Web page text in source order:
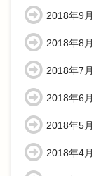
2018年9月
2018年8月
2018年7月
2018年6月
2018年5月
2018年4月